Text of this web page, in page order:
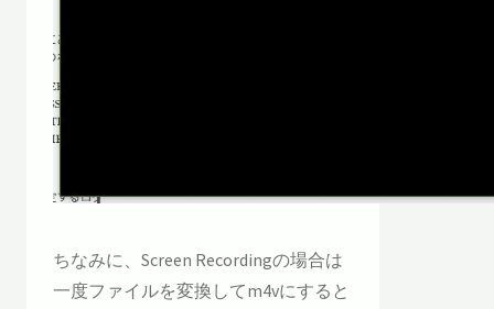
ちなみに、Screen Recordingの場合は
一度ファイルを変換してm4vにすると